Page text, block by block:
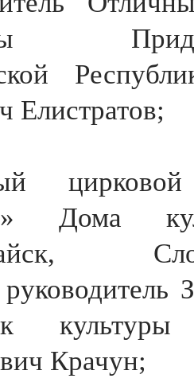
Елистратов;
цирковой
Дома
культуры
Крачун;